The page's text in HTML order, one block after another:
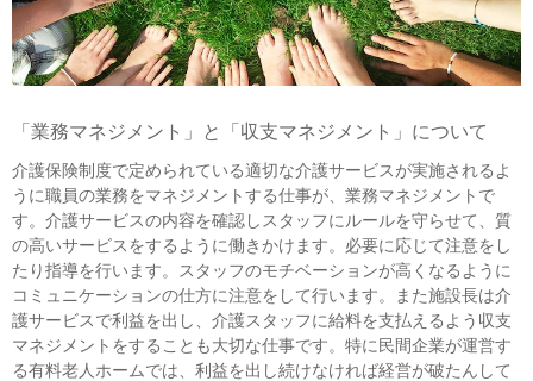
「業務マネジメント」と「収支マネジメント」について
介護保険制度で定められている適切な介護サービスが実施されるよ
うに職員の業務をマネジメントする仕事が、業務マネジメントで
す。介護サービスの内容を確認しスタッフにルールを守らせて、質
の高いサービスをするように働きかけます。必要に応じて注意をし
たり指導を行います。スタッフのモチベーションが高くなるように
コミュニケーションの仕方に注意をして行います。また施設長は介
護サービスで利益を出し、介護スタッフに給料を支払えるよう収支
マネジメントをすることも大切な仕事です。特に民間企業が運営す
る有料老人ホームでは、利益を出し続けなければ経営が破たんして